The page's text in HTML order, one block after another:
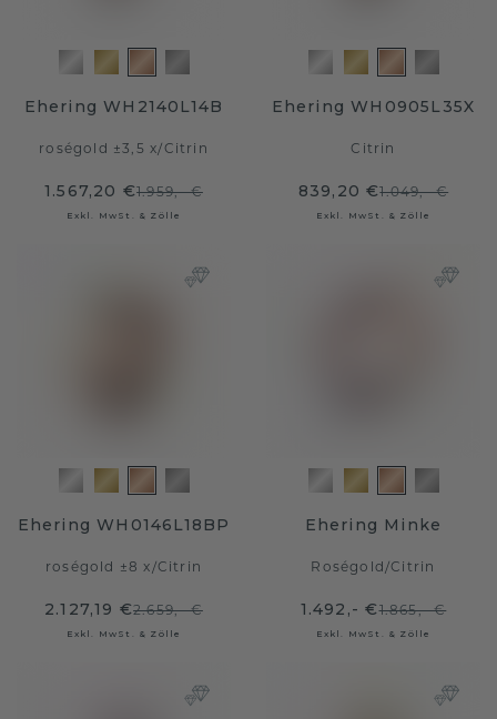
Ehering WH2140L14B
roségold ±3,5 x/Citrin
1.567,20 €1.959,- €
Exkl. MwSt. & Zölle
Ehering WH0905L35X
Citrin
839,20 €1.049,- €
Exkl. MwSt. & Zölle
Ehering WH0146L18BP
roségold ±8 x/Citrin
2.127,19 €2.659,- €
Exkl. MwSt. & Zölle
Ehering Minke
Roségold/Citrin
1.492,- €1.865,- €
Exkl. MwSt. & Zölle